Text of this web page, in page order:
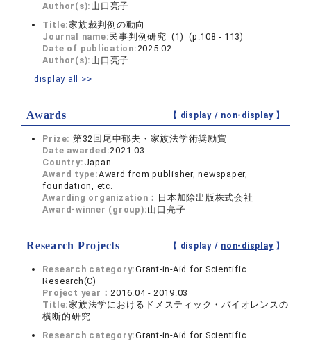
Author(s): 山口亮子
Title:家族裁判例の動向
Journal name: 民事判例研究 (1) (p.108 - 113)
Date of publication:2025.02
Author(s): 山口亮子
display all >>
Awards 【 display / non-display】
Prize: 第32回尾中郁夫・家族法学術奨励賞
Date awarded:2021.03
Country: Japan
Award type:Award from publisher, newspaper,
foundation, etc.
Awarding organization： 日本加除出版株式会社
Award-winner (group):山口亮子
Research Projects 【 display / non-display】
Research category:Grant-in-Aid for Scientific
Research(C)
Project year：2016.04 - 2019.03
Title:家族法学におけるドメスティック・バイオレンスの
横断的研究
Research category:Grant-in-Aid for Scientific